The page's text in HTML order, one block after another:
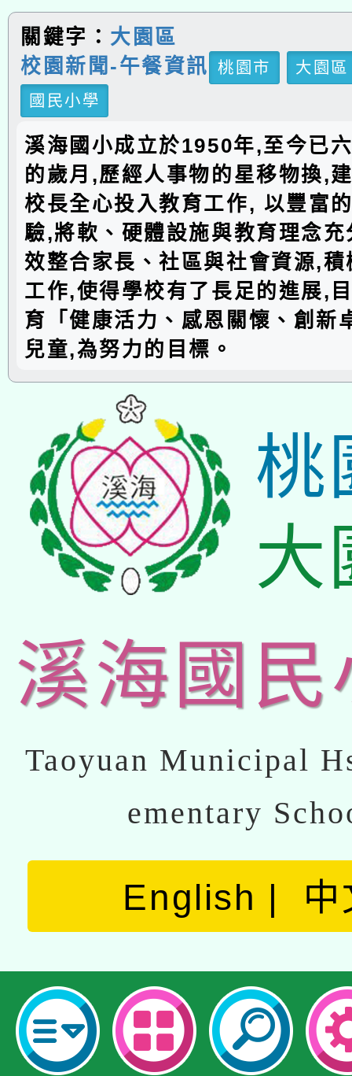
關鍵字： 大園區
校園新聞-午餐資訊
桃園市
大園區
國民小學
溪海國小成立於1950年,至今已
的歲月,歷經人事物的星移物換,
校長全心投入教育工作, 以豐富
驗,將軟、硬體設施與教育理念
效整合家長、社區與社會資源,
工作,使得學校有了長足的進展,
育「健康活力、感恩關懷、創新
兒童,為努力的目標。
桃
大
溪海國民
Taoyuan Municipal
ementary
English 中